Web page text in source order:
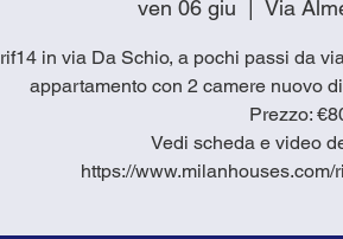
ven 06 giu
  |
Via
rif14 in via Da Schio, a pochi passi da
appartamento con 2 camere nuovo
Prezzo:
Vedi scheda e video
https://